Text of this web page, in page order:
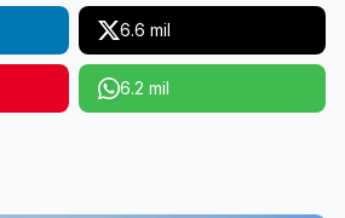
6.6 mil
6.2 mil